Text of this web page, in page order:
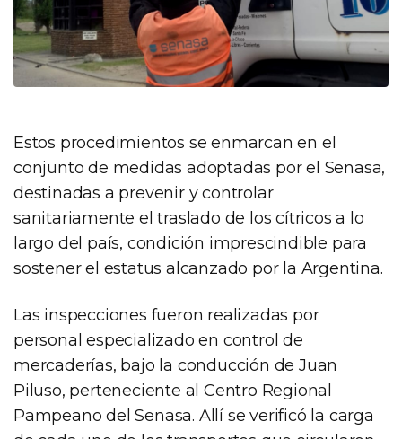
Estos procedimientos se enmarcan en el
conjunto de medidas adoptadas por el Senasa,
destinadas a prevenir y controlar
sanitariamente el traslado de los cítricos a lo
largo del país, condición imprescindible para
sostener el estatus alcanzado por la Argentina.
Las inspecciones fueron realizadas por
personal especializado en control de
mercaderías, bajo la conducción de Juan
Piluso, perteneciente al Centro Regional
Pampeano del Senasa. Allí se verificó la carga